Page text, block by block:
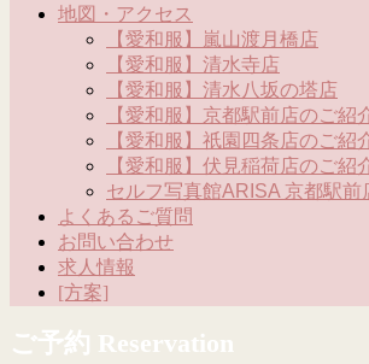
地図・アクセス
【愛和服】嵐山渡月橋店
【愛和服】清水寺店
【愛和服】清水八坂の塔店
【愛和服】京都駅前店のご紹
【愛和服】祇園四条店のご紹
【愛和服】伏見稲荷店のご紹
セルフ写真館ARISA 京都駅前
よくあるご質問
お問い合わせ
求人情報
[方案]
ご予約 Reservation